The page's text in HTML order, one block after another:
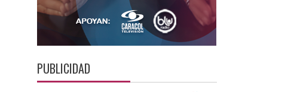
PUBLICIDAD